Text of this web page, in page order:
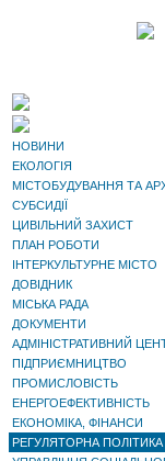
НОВИНИ
ЕКОЛОГІЯ
МІСТОБУДУВАННЯ ТА
СУБСИДІЇ
ЦИВІЛЬНИЙ ЗАХИСТ
ПЛАН РОБОТИ
ІНТЕРКУЛЬТУРНЕ МІСТО
ДОВІДНИК
МІСЬКА РАДА
ДОКУМЕНТИ
АДМІНІСТРАТИВНИЙ
ПІДПРИЄМНИЦТВО
ПРОМИСЛОВІСТЬ
ЕНЕРГОЕФЕКТИВНІСТЬ
ЕКОНОМІКА, ФІНАНСИ
РЕГУЛЯТОРНА ПОЛІТИКА